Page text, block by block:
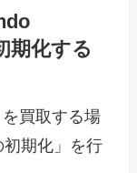
期化する
買取する場
期化」を行